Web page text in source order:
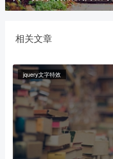
相关文章
jquery文字特效